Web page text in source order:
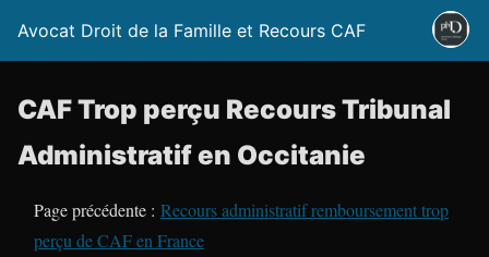
Avocat Droit de la Famille et Recours CAF
CAF Trop perçu Recours Tribunal
Administratif en Occitanie
Page précédente : Recours administratif remboursement trop
perçu de CAF en France